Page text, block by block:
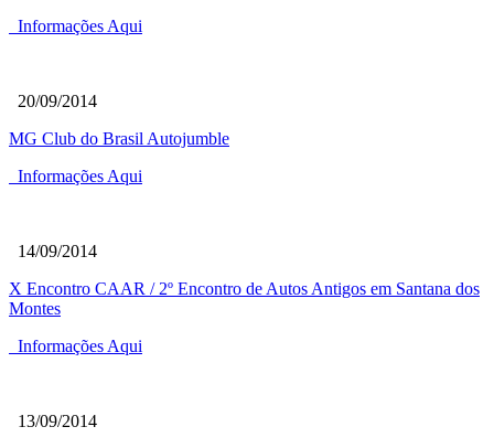
Informações Aqui
20/09/2014
MG Club do Brasil Autojumble
Informações Aqui
14/09/2014
X Encontro CAAR / 2º Encontro de Autos Antigos em Santana dos
Montes
Informações Aqui
13/09/2014